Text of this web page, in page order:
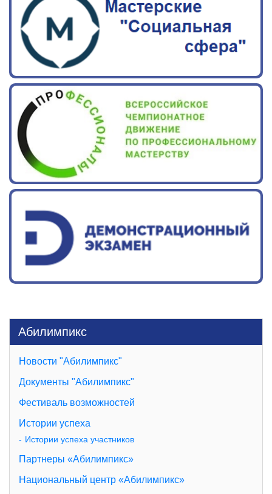
Абилимпикс
Новости "Абилимпикс"
Документы "Абилимпикс"
Фестиваль возможностей
Истории успеха
Истории успеха участников
Партнеры «Абилимпикс»
Национальный центр «Абилимпикс»